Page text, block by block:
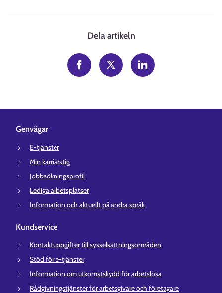
Dela artikeln
Genvägar
E-tjänster
Min karriärstig
Jobbsökningsprofil
Lediga arbetsplatser
Information och aktuellt på andra språk
Kundservice
Kontaktuppgifter till sysselsättningsområden
Stöd för e-tjänster
Information om utkomstskydd för arbetslösa
Rådgivningstjänster för arbetsgivare och företagare